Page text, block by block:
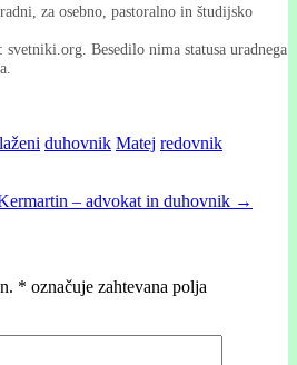
za osebno, pastoralno in študijsko
Besedilo nima statusa uradnega
duhovnik Matej redovnik
– advokat in duhovnik →
* označuje zahtevana polja